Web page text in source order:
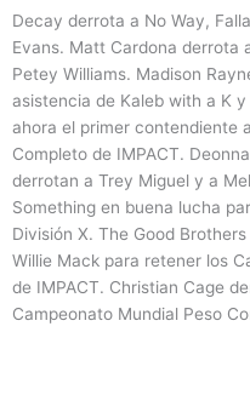
Decay derrota a No Way,
Evans. Matt Cardona derrota
Petey Williams. Madison
asistencia de Kaleb with a K
ahora el primer contendiente
Completo de IMPACT.
derrotan a Trey Miguel y a
Something en buena lucha
División X. The Good
Willie Mack para retener los
de IMPACT. Christian Cage
Campeonato Mundial Peso